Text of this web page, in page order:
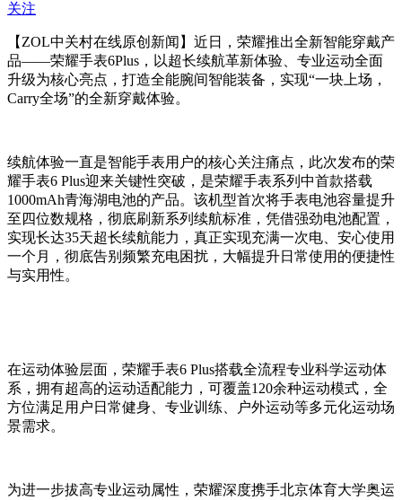
关注
【ZOL中关村在线原创新闻】近日，荣耀推出全新智能穿戴产
品——荣耀手表6Plus，以超长续航革新体验、专业运动全面
升级为核心亮点，打造全能腕间智能装备，实现“一块上场，
Carry全场”的全新穿戴体验。
续航体验一直是智能手表用户的核心关注痛点，此次发布的荣
耀手表6 Plus迎来关键性突破，是荣耀手表系列中首款搭载
1000mAh青海湖电池的产品。该机型首次将手表电池容量提升
至四位数规格，彻底刷新系列续航标准，凭借强劲电池配置，
实现长达35天超长续航能力，真正实现充满一次电、安心使用
一个月，彻底告别频繁充电困扰，大幅提升日常使用的便捷性
与实用性。
在运动体验层面，荣耀手表6 Plus搭载全流程专业科学运动体
系，拥有超高的运动适配能力，可覆盖120余种运动模式，全
方位满足用户日常健身、专业训练、户外运动等多元化运动场
景需求。
为进一步拔高专业运动属性，荣耀深度携手北京体育大学奥运